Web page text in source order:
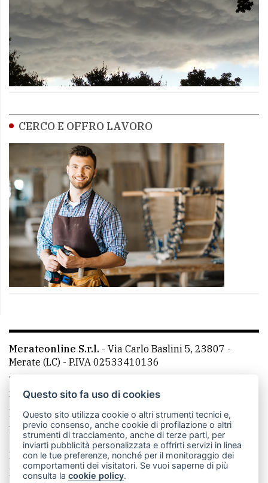
CERCO E OFFRO LAVORO
Merateonline S.r.l. - Via Carlo Baslini 5, 23807 -
Merate (LC) - P.IVA 02533410136
Telefono:
mail: redazione@merateonline.it
La redazione
CasateOnline LeccoOnline
RSS
Made by VIP
Privacy policy
Cookie policy
Rivedi le tue scelte sui cookie
Questo sito fa uso di cookies
Questo sito utilizza cookie o altri strumenti tecnici e,
previo consenso, anche cookie di profilazione o altri
strumenti di tracciamento, anche di terze parti, per
inviarti pubblicità personalizzata e offrirti servizi in linea
con le tue preferenze, nonché per il monitoraggio dei
comportamenti dei visitatori. Se vuoi saperne di più
consulta lacookie policy.